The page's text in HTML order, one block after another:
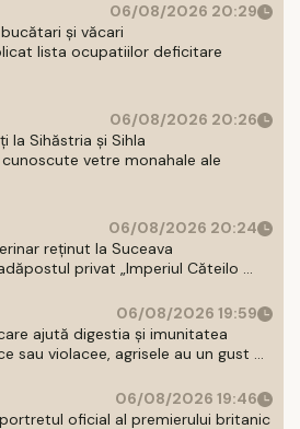
06/08/2026 20:29
și văcari
lista ocupatiilor deficitare
06/08/2026 20:26
la Sihăstria și Sihla
vetre monahale ale
06/08/2026 20:24
reținut la Suceava
privat „Imperiul Căteilo ...
06/08/2026 19:59
ajută digestia și imunitatea
sau violacee, agrisele au un gust ...
06/08/2026 19:46
oficial al premierului britanic